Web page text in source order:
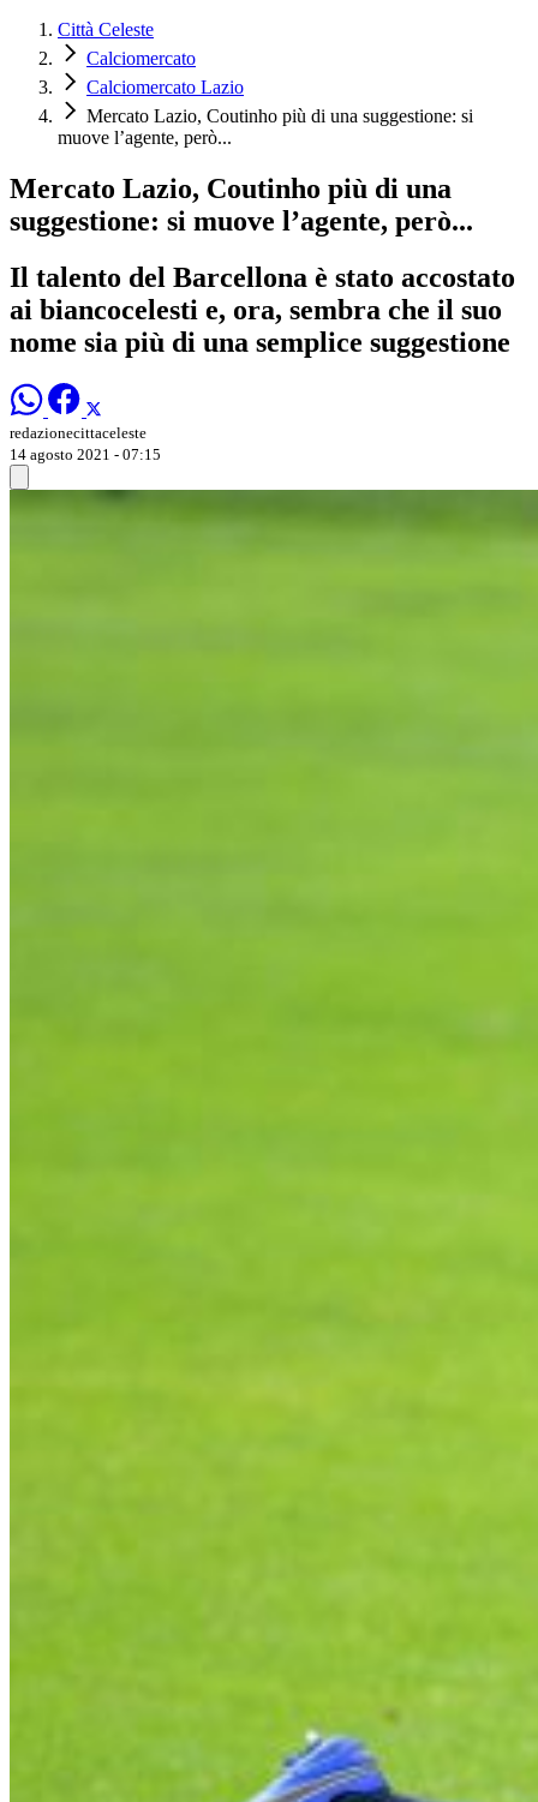
Città Celeste
Calciomercato
Calciomercato Lazio
Mercato Lazio, Coutinho più di una suggestione: si
muove l’agente, però...
Mercato Lazio, Coutinho più di una
suggestione: si muove l’agente, però...
Il talento del Barcellona è stato accostato
ai biancocelesti e, ora, sembra che il suo
nome sia più di una semplice suggestione
redazionecittaceleste
14 agosto 2021 - 07:15